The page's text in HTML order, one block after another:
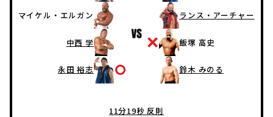
マイケル・エルガン
中西 学
永田 裕志
ランス・アーチャー
飯塚 高史
鈴木 みのる
11分19秒 反則